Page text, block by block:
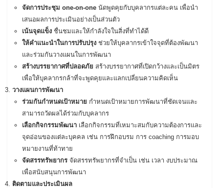
จัดการประชุม one-on-one นัดพูดคุยกับบุคลากรแต่ละคน เพื่อนำ
เสนอผลการประเมินอย่างเป็นส่วนตัว
เน้นจุดแข็ง ชื่นชมและให้กำลังใจในสิ่งที่ทำได้ดี
ให้คำแนะนำในการปรับปรุง ช่วยให้บุคลากรเข้าใจจุดที่ต้องพัฒนา
และร่วมกันวางแผนในการพัฒนา
สร้างบรรยากาศที่ปลอดภัย สร้างบรรยากาศที่เปิดกว้างและเป็นมิตร
เพื่อให้บุคลากรกล้าที่จะพูดคุยและแลกเปลี่ยนความคิดเห็น
วางแผนการพัฒนา
ร่วมกันกำหนดเป้าหมาย กำหนดเป้าหมายการพัฒนาที่ชัดเจนและ
สามารถวัดผลได้ร่วมกับบุคลากร
เลือกกิจกรรมพัฒนา เลือกกิจกรรมที่เหมาะสมกับความต้องการและ
จุดอ่อนของแต่ละบุคคล เช่น การฝึกอบรม การ coaching การมอบ
หมายงานที่ท้าทาย
จัดสรรทรัพยากร จัดสรรทรัพยากรที่จำเป็น เช่น เวลา งบประมาณ
เพื่อสนับสนุนการพัฒนา
ติดตามและประเมินผล